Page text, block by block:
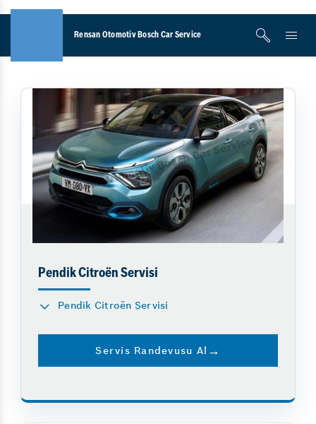
Rensan Otomotiv Bosch Car Service
Pendik Citroën Servisi
Pendik Citroën Servisi
Servis Randevusu Al